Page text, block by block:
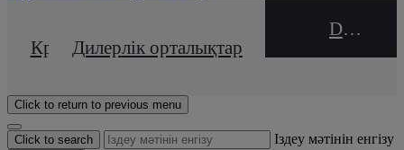
Кредиттік калькулятор
Дилерлік орталықтар
DEALER NAME
Click to return to previous menu
Click to search Іздеу мәтінін енгізу